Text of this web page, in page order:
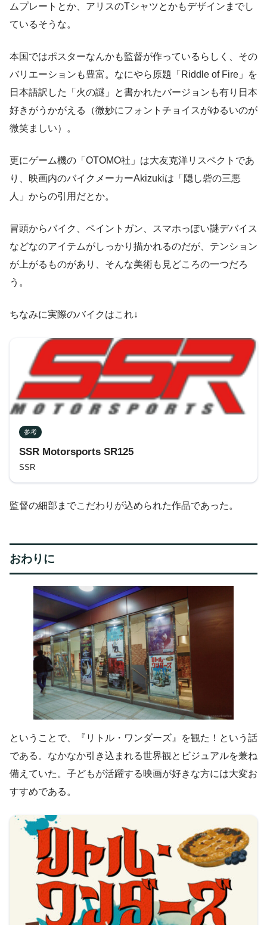
ムプレートとか、アリスのTシャツとかもデザインまでし
ているそうな。
本国ではポスターなんかも監督が作っているらしく、その
バリエーションも豊富。なにやら原題「Riddle of Fire」を
日本語訳した「火の謎」と書かれたバージョンも有り日本
好きがうかがえる（微妙にフォントチョイスがゆるいのが
微笑ましい）。
更にゲーム機の「OTOMO社」は大友克洋リスペクトであ
り、映画内のバイクメーカーAkizukiは「隠し砦の三悪
人」からの引用だとか。
冒頭からバイク、ペイントガン、スマホっぽい謎デバイス
などなのアイテムがしっかり描かれるのだが、テンション
が上がるものがあり、そんな美術も見どころの一つだろ
う。
ちなみに実際のバイクはこれ↓
参考
SSR Motorsports SR125
SSR
監督の細部までこだわりが込められた作品であった。
おわりに
ということで、『リトル・ワンダーズ』を観た！という話
である。なかなか引き込まれる世界観とビジュアルを兼ね
備えていた。子どもが活躍する映画が好きな方には大変お
すすめである。